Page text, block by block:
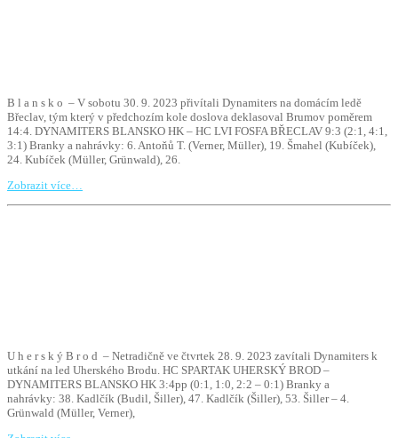
B l a n s k o – V sobotu 30. 9. 2023 přivítali Dynamiters na domácím ledě
Břeclav, tým který v předchozím kole doslova deklasoval Brumov poměrem
14:4. DYNAMITERS BLANSKO HK – HC LVI FOSFA BŘECLAV 9:3 (2:1, 4:1,
3:1) Branky a nahrávky: 6. Antoňů T. (Verner, Müller), 19. Šmahel (Kubíček),
24. Kubíček (Müller, Grünwald), 26.
Zobrazit více…
U h e r s k ý B r o d – Netradičně ve čtvrtek 28. 9. 2023 zavítali Dynamiters k
utkání na led Uherského Brodu. HC SPARTAK UHERSKÝ BROD –
DYNAMITERS BLANSKO HK 3:4pp (0:1, 1:0, 2:2 – 0:1) Branky a
nahrávky: 38. Kadlčík (Budil, Šiller), 47. Kadlčík (Šiller), 53. Šiller – 4.
Grünwald (Müller, Verner),